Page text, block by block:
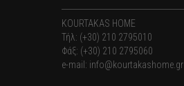
KOURTAKAS HOME
Τήλ: (+30) 210 2795010
Φάξ: (+30) 210 2795060
e-mail: info@kourtakashome.gr